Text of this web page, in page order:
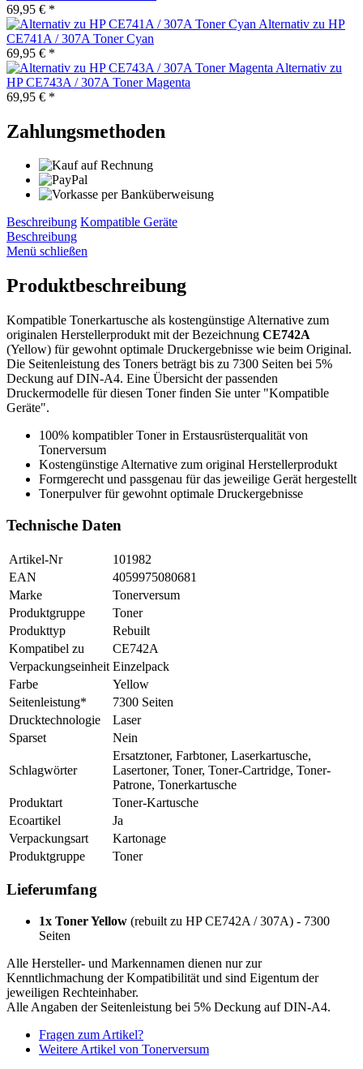
69,95 € *
Alternativ zu HP
CE741A / 307A Toner Cyan
69,95 € *
Alternativ zu
HP CE743A / 307A Toner Magenta
69,95 € *
Zahlungsmethoden
Beschreibung Kompatible Geräte
Beschreibung
Menü schließen
Produktbeschreibung
Kompatible Tonerkartusche als kostengünstige Alternative zum
originalen Herstellerprodukt mit der Bezeichnung CE742A
(Yellow) für gewohnt optimale Druckergebnisse wie beim Original.
Die Seitenleistung des Toners beträgt bis zu 7300 Seiten bei 5%
Deckung auf DIN-A4. Eine Übersicht der passenden
Druckermodelle für diesen Toner finden Sie unter "Kompatible
Geräte".
100% kompatibler Toner in Erstausrüsterqualität von
Tonerversum
Kostengünstige Alternative zum original Herstellerprodukt
Formgerecht und passgenau für das jeweilige Gerät hergestellt
Tonerpulver für gewohnt optimale Druckergebnisse
Technische Daten
Artikel-Nr
101982
EAN
4059975080681
Marke
Tonerversum
Produktgruppe
Toner
Produkttyp
Rebuilt
Kompatibel zu
CE742A
Verpackungseinheit Einzelpack
Farbe
Yellow
Seitenleistung*
7300 Seiten
Drucktechnologie
Laser
Sparset
Nein
Schlagwörter
Ersatztoner, Farbtoner, Laserkartusche,
Lasertoner, Toner, Toner-Cartridge, Toner-
Patrone, Tonerkartusche
Produktart
Toner-Kartusche
Ecoartikel
Ja
Verpackungsart
Kartonage
Produktgruppe
Toner
Lieferumfang
1x Toner Yellow (rebuilt zu HP CE742A / 307A) - 7300
Seiten
Alle Hersteller- und Markennamen dienen nur zur
Kenntlichmachung der Kompatibilität und sind Eigentum der
jeweiligen Rechteinhaber.
Alle Angaben der Seitenleistung bei 5% Deckung auf DIN-A4.
Fragen zum Artikel?
Weitere Artikel von Tonerversum